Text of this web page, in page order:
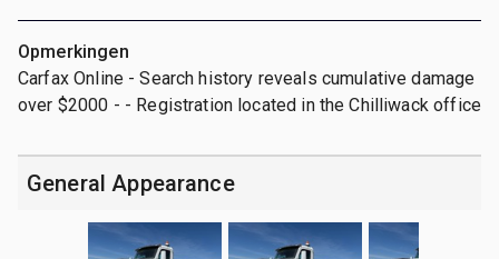
Opmerkingen
Carfax Online - Search history reveals cumulative damage
over $2000 - - Registration located in the Chilliwack office
General Appearance